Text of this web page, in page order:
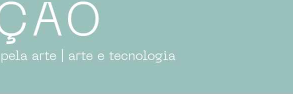
arte | arte e tecnologia